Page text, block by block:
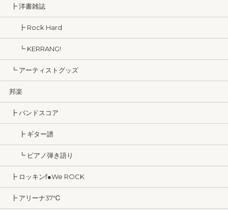
┣ 洋書雑誌
┣ Rock Hard
┗ KERRANG!
┗ アーティストグッズ
邦楽
┣ バンドスコア
┣ ギター譜
┗ ピアノ弾き語り
┣ ロッキンf●We ROCK
┣ アリーナ37℃